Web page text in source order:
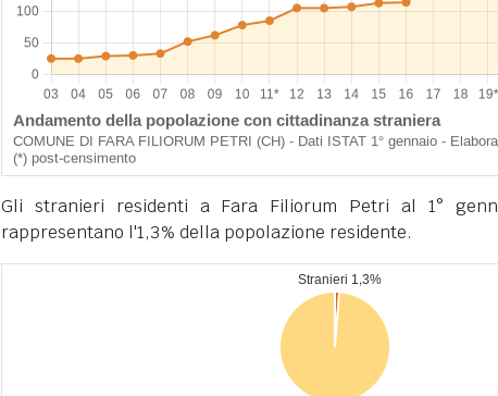
Gli stranieri residenti a Fara Filiorum Petri al 1°
rappresentano l'1,3% della popolazione residente.